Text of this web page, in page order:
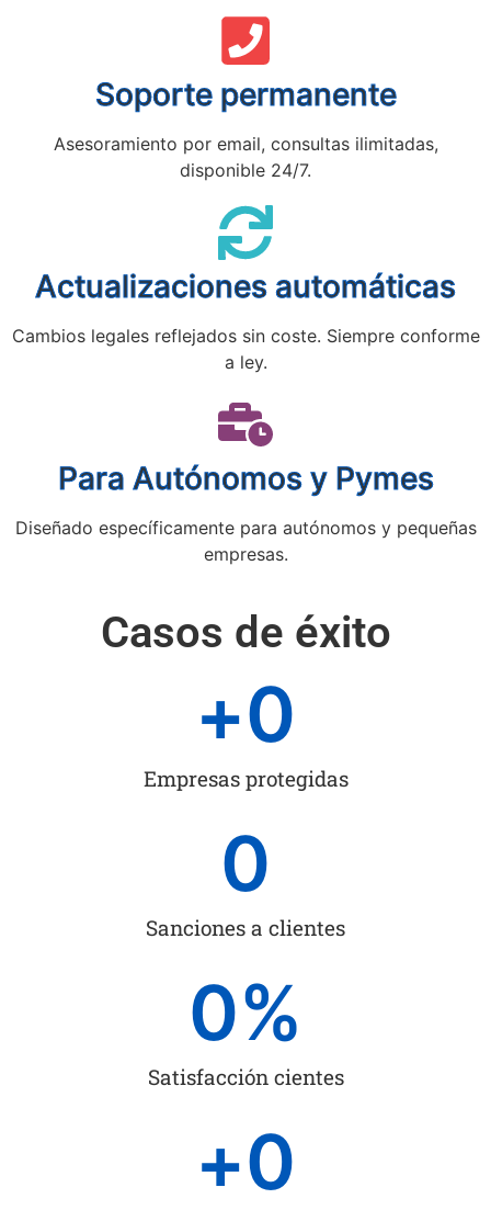
Soporte permanente
Asesoramiento por email, consultas ilimitadas,
disponible 24/7.
Actualizaciones automáticas
Cambios legales reflejados sin coste. Siempre conforme
a ley.
Para Autónomos y Pymes
Diseñado específicamente para autónomos y pequeñas
empresas.
Casos de éxito
Empresas protegidas
+0
Sanciones a clientes
0
Satisfacción cientes
0%
+0